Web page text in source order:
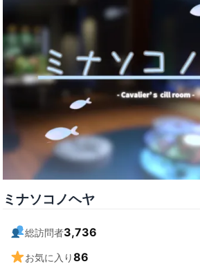
ミナソコノヘヤ
総訪問者3,736
お気に入り86